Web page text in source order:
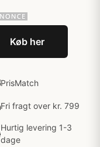
Køb her
PrisMatch
Fri fragt over kr. 799
Hurtig levering 1-3
dage